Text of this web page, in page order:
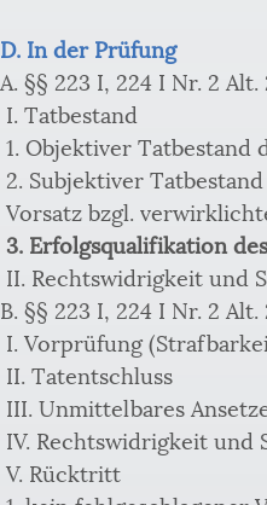
D. In der Prüfung
A. §§ 223 I, 224 I Nr. 2
I. Tatbestand
1. Objektiver
2. Subjektiver
Vorsatz bzgl.
3. Erfolgsqualifikation
II. Rechtswidrigkeit und
B. §§ 223 I, 224 I Nr. 2
I. Vorprüfung
II. Tatentschluss
III. Unmittelbares
IV. Rechtswidrigkeit und
V. Rücktritt